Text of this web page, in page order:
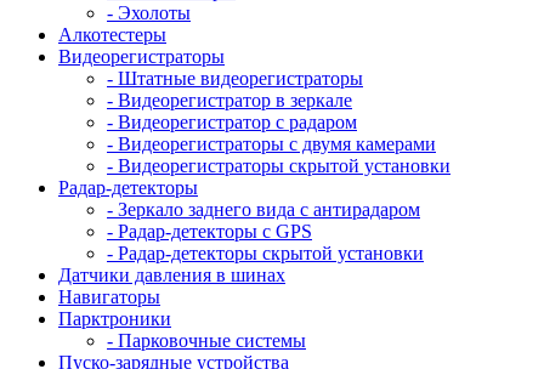
- Эхолоты
Алкотестеры
Видеорегистраторы
- Штатные видеорегистраторы
- Видеорегистратор в зеркале
- Видеорегистратор с радаром
- Видеорегистраторы с двумя камерами
- Видеорегистраторы скрытой установки
Радар-детекторы
- Зеркало заднего вида с антирадаром
- Радар-детекторы с GPS
- Радар-детекторы скрытой установки
Датчики давления в шинах
Навигаторы
Парктроники
- Парковочные системы
Пуско-зарядные устройства